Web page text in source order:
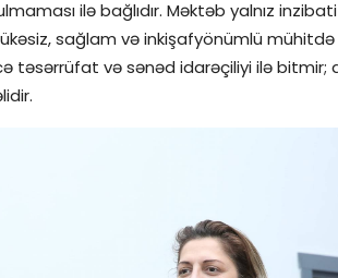
ilə bağlıdır. Məktəb yalnız
sağlam və inkişafyönümlü
təsərrüfat və sənəd idarəçiliyi ilə